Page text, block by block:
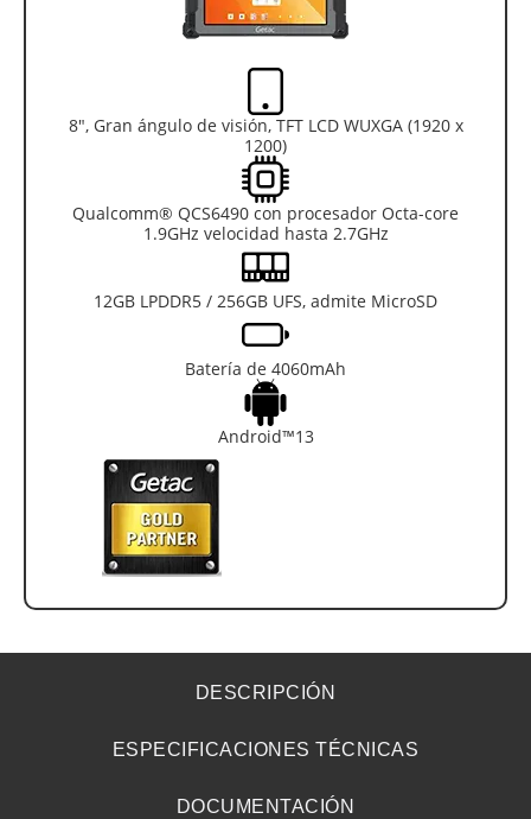
8", Gran ángulo de visión, TFT LCD WUXGA (1920 x
1200)
Qualcomm® QCS6490 con procesador Octa-core
1.9GHz velocidad hasta 2.7GHz
12GB LPDDR5 / 256GB UFS, admite MicroSD
Batería de 4060mAh
Android™13
DESCRIPCIÓN
ESPECIFICACIONES TÉCNICAS
DOCUMENTACIÓN